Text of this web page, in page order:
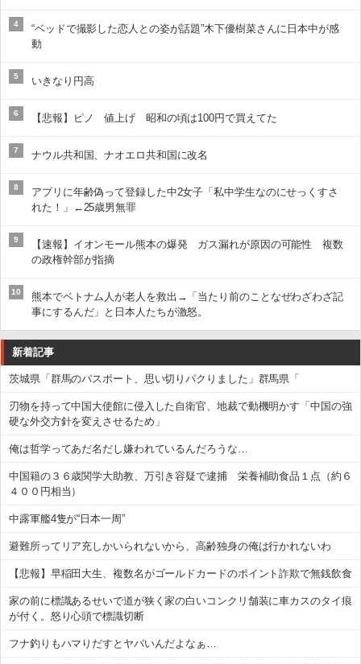
4
“ベッドで撮影した恋人との姿が話題”木下優樹菜さんに日本中が感
動
5 いきなり円高
6 【悲報】ピノ 値上げ 昭和の頃は100円で買えてた
7 ナウル共和国、ナオエロ共和国に改名
8
アプリに年齢偽って登録した中2女子「私中学生なのにせっくすさ
れた！」←25歳男無罪
9
【速報】イオンモール熊本の爆発 ガス漏れが原因の可能性 複数
の政権幹部が指摘
10
熊本でベトナム人が老人を救出→「当たり前のことなぜわざわざ記
事にするんだ」と日本人たちが激怒。
新着記事
茨城県「群馬のパスポート、思い切りパクりました」群馬県「
刃物を持って中国大使館に侵入した自衛官、地裁で動機明かす「中国の強
硬な外交方針を変えさせるため」
俺は哲学ってあだ名だし嫌われているんだろうな…
中国籍の３６歳関学大助教、万引き容疑で逮捕 栄養補助食品１点（約６
４００円相当）
中露軍艦4隻が“日本一周”
避難所ってリア充しかいられないから、高齢独身の俺は行かれないわ
【悲報】早稲田大生、複数名がゴールドカードのポイント詐欺で無銭飲食
家の前に標識あるせいで道が狭く家の白いコンクリ舗装に車カスのタイ痕
が付く。怒り心頭で標識切断
フナ釣りもハマりだすとヤバいんだよなぁ…